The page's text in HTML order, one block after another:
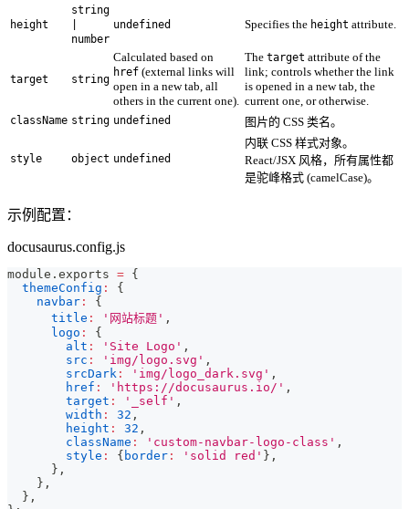
height
string
number
undefined Specifies the height attribute.
target string
Calculated based on
href (external links will
open in a new tab, all
others in the current one).
The target attribute of the
link; controls whether the link
is opened in a new tab, the
current one, or otherwise.
className string undefined 图片的 CSS 类名。
style object undefined
内联 CSS 样式对象。
React/JSX 风格，所有属性都
是驼峰格式 (camelCase)。
示例配置：
docusaurus.config.js
module . exports = {
themeConfig :
{
navbar :
{
title : '网站标题' ,
logo :
{
alt : 'Site Logo' ,
src : 'img/logo.svg' ,
srcDark : 'img/logo_dark.svg' ,
href : 'https://docusaurus.io/' ,
target : '_self' ,
width : 32 ,
height : 32 ,
className : 'custom-navbar-logo-class' ,
style : { border : 'solid red' } ,
} ,
} ,
} ,